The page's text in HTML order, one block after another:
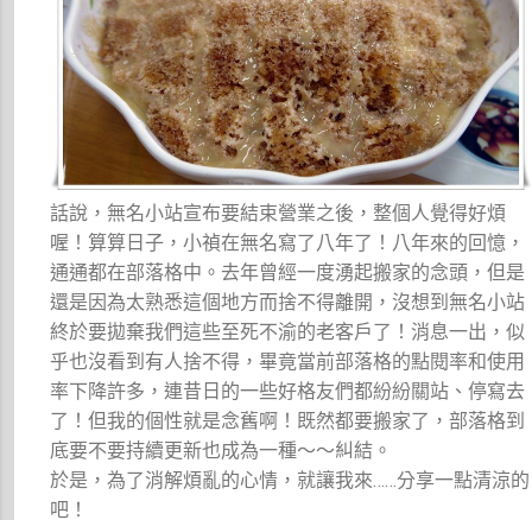
話說，無名小站宣布要結束營業之後，整個人覺得好煩
喔！算算日子，小禎在無名寫了八年了！八年來的回憶，
通通都在部落格中。去年曾經一度湧起搬家的念頭，但是
還是因為太熟悉這個地方而捨不得離開，沒想到無名小站
終於要拋棄我們這些至死不渝的老客戶了！消息一出，似
乎也沒看到有人捨不得，畢竟當前部落格的點閱率和使用
率下降許多，連昔日的一些好格友們都紛紛關站、停寫去
了！但我的個性就是念舊啊！既然都要搬家了，部落格到
底要不要持續更新也成為一種～～糾結。
於是，為了消解煩亂的心情，就讓我來……分享一點清涼的
吧！